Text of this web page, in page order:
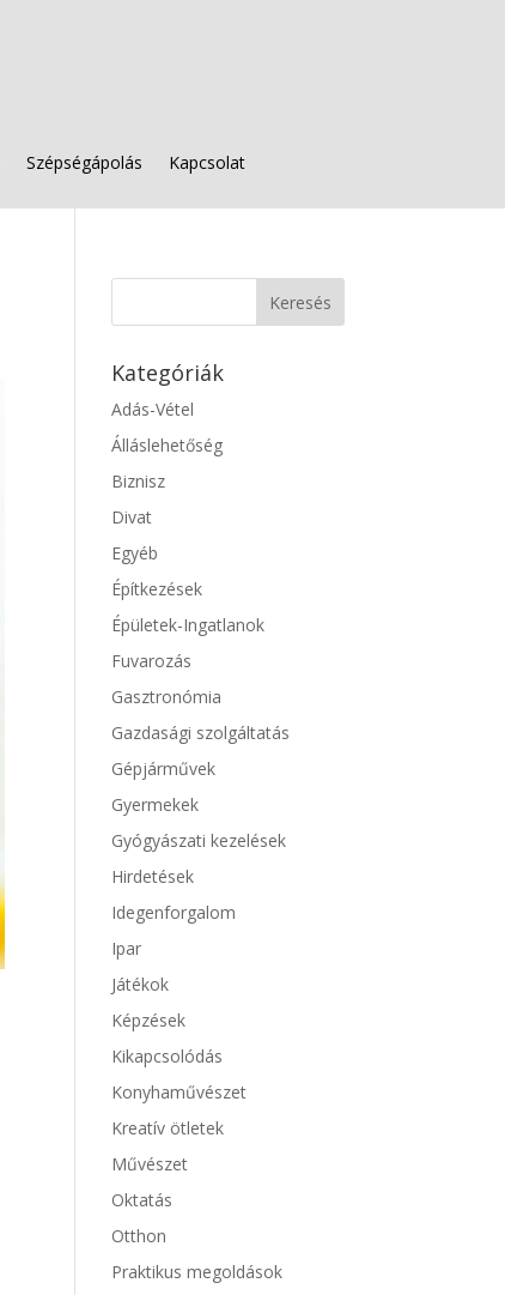
Szépségápolás Kapcsolat
Kategóriák
Adás-Vétel
Álláslehetőség
Biznisz
Divat
Egyéb
Építkezések
Épületek-Ingatlanok
Fuvarozás
Gasztronómia
Gazdasági szolgáltatás
Gépjárművek
Gyermekek
Gyógyászati kezelések
Hirdetések
Idegenforgalom
Ipar
Játékok
Képzések
Kikapcsolódás
Konyhaművészet
Kreatív ötletek
Művészet
Oktatás
Otthon
Praktikus megoldások